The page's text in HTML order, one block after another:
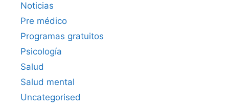
Noticias
Pre médico
Programas gratuitos
Psicología
Salud
Salud mental
Uncategorised